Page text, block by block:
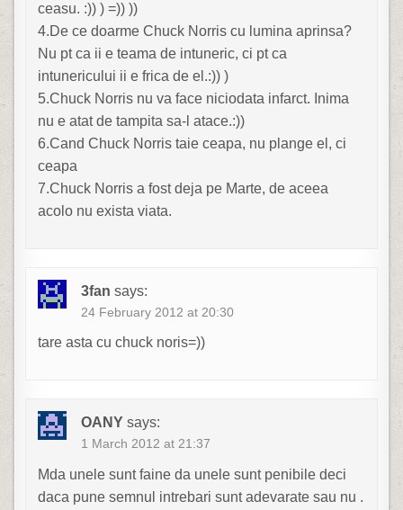
ceasu. :)) ) =)) ))
4.De ce doarme Chuck Norris cu lumina aprinsa?
Nu pt ca ii e teama de intuneric, ci pt ca
intunericului ii e frica de el.:)) )
5.Chuck Norris nu va face niciodata infarct. Inima
nu e atat de tampita sa-l atace.:))
6.Cand Chuck Norris taie ceapa, nu plange el, ci
ceapa
7.Chuck Norris a fost deja pe Marte, de aceea
acolo nu exista viata.
3fan says:
24 February 2012 at 20:30
tare asta cu chuck noris=))
OANY says:
1 March 2012 at 21:37
Mda unele sunt faine da unele sunt penibile deci
daca pune semnul intrebari sunt adevarate sau nu .